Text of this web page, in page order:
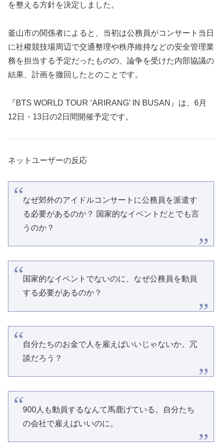
を整える方針を決定しました。
釜山市の関係者によると、当初は公務員がコンサート当日
に社稷競技場周辺で交通整理や秩序維持などの安全管理業
務を担当する予定だったものの、論争を受けた内部協議の
結果、計画を撤回したとのことです。
『BTS WORLD TOUR ‘ARIRANG’ IN BUSAN』は、6月
12日・13日の2日間開催予定です。
ネットユーザーの反応
なぜ郊外のアイドルコンサートに公務員を派遣す
る必要があるのか​​？ 国家的なイベントだとでも言
うのか？
国家的なイベントでないのに、なぜ公務員を動員
する必要があるのか​​？
自分たちのお金で人を雇えばいいじゃないか。冗
談だろう？
900人も動員するなんて馬鹿げている。自分たち
の会社で雇えばいいのに。